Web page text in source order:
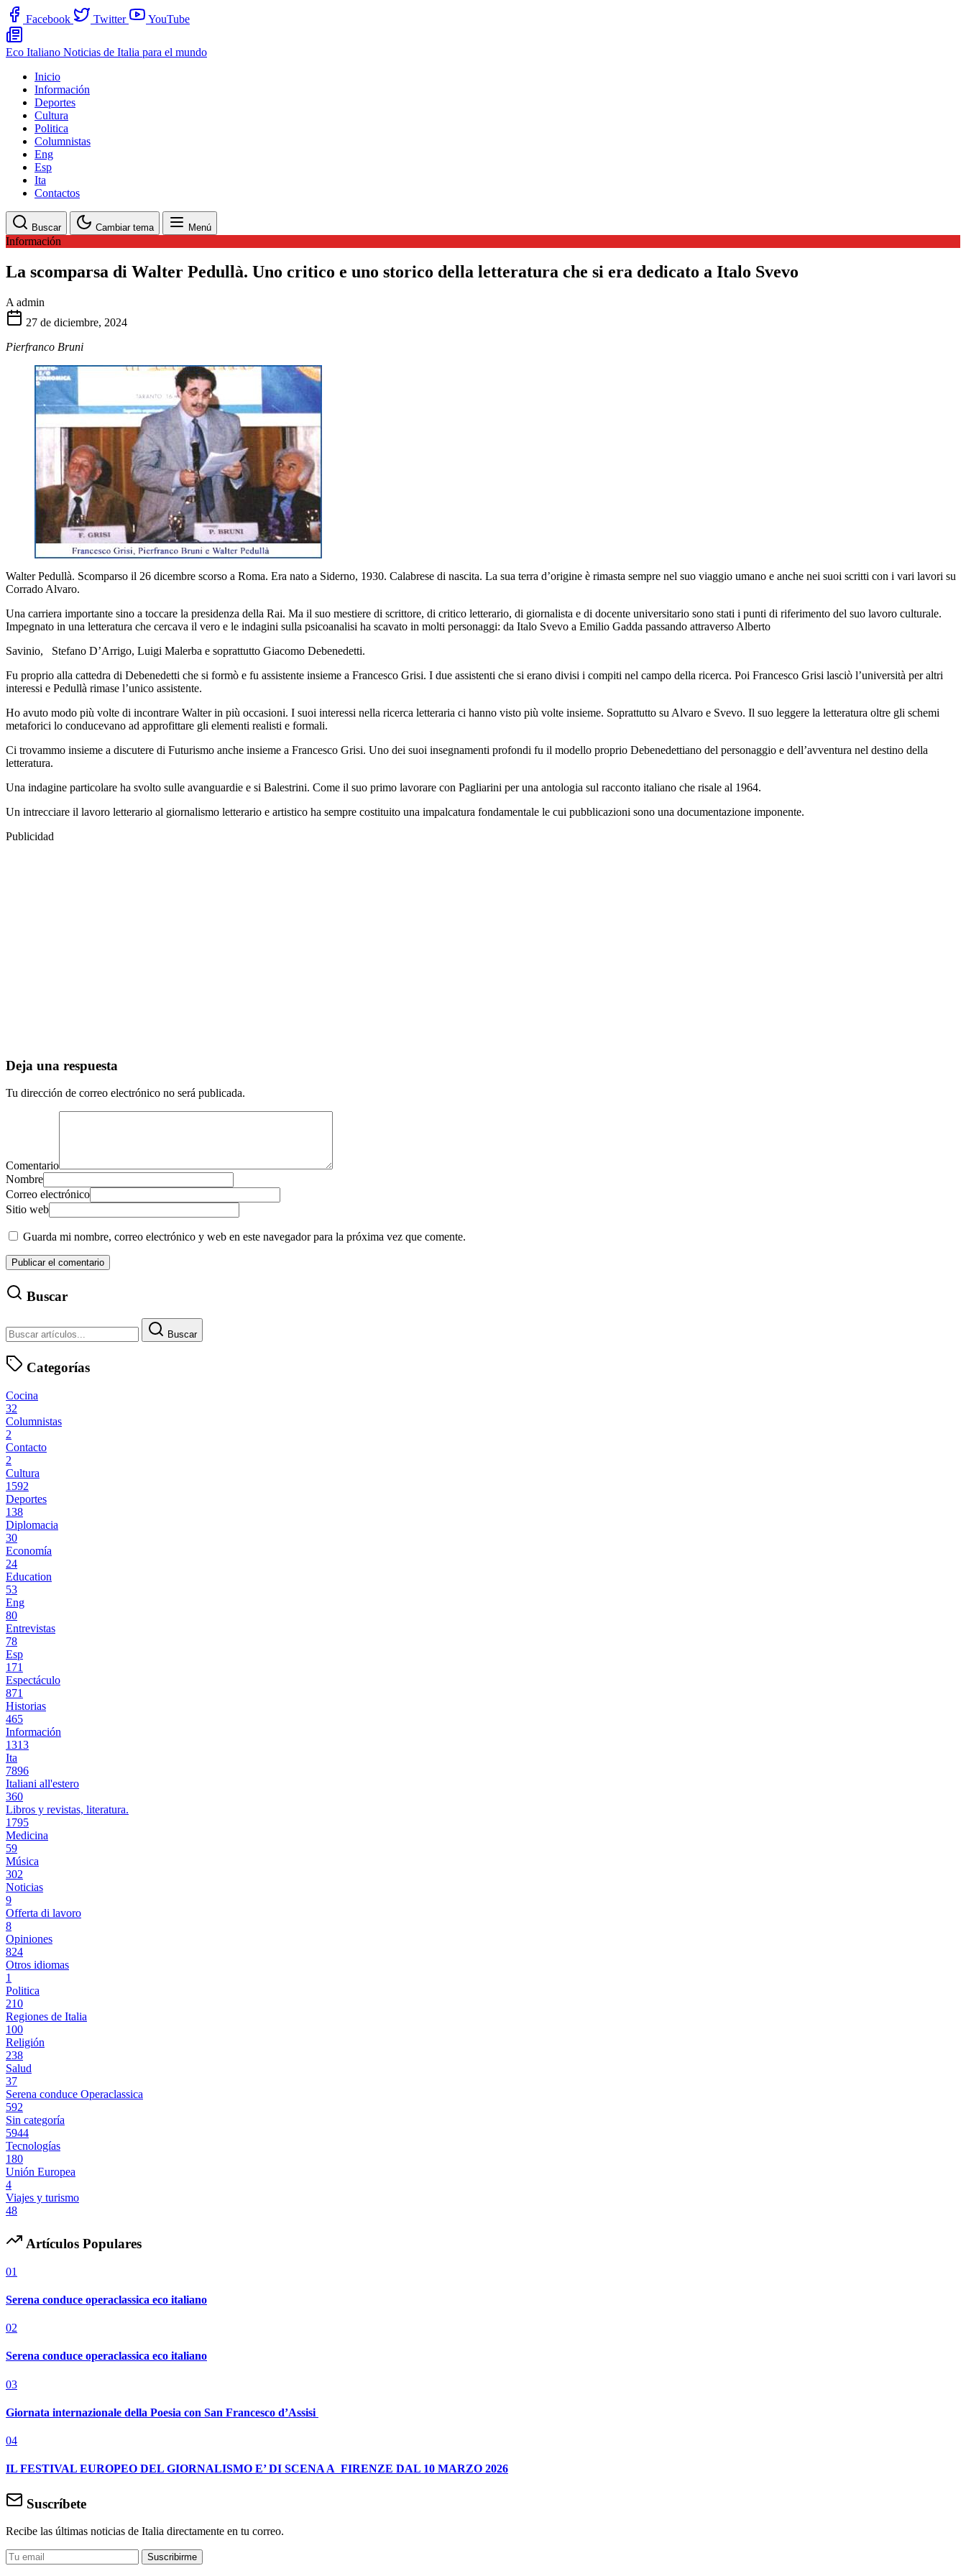
Facebook Twitter YouTube
Eco Italiano Noticias de Italia para el mundo
Inicio
Información
Deportes
Cultura
Politica
Columnistas
Eng
Esp
Ita
Contactos
Buscar Cambiar tema Menú
Información
La scomparsa di Walter Pedullà. Uno critico e uno storico della letteratura che si era dedicato a Italo Svevo
A admin
27 de diciembre, 2024
Pierfranco Bruni
Walter Pedullà. Scomparso il 26 dicembre scorso a Roma. Era nato a Siderno, 1930. Calabrese di nascita. La sua terra d’origine è rimasta sempre nel suo viaggio umano e anche nei suoi scritti con i vari lavori su
Corrado Alvaro.
Una carriera importante sino a toccare la presidenza della Rai. Ma il suo mestiere di scrittore, di critico letterario, di giornalista e di docente universitario sono stati i punti di riferimento del suo lavoro culturale.
Impegnato in una letteratura che cercava il vero e le indagini sulla psicoanalisi ha scavato in molti personaggi: da Italo Svevo a Emilio Gadda passando attraverso Alberto
Savinio, Stefano D’Arrigo, Luigi Malerba e soprattutto Giacomo Debenedetti.
Fu proprio alla cattedra di Debenedetti che si formò e fu assistente insieme a Francesco Grisi. I due assistenti che si erano divisi i compiti nel campo della ricerca. Poi Francesco Grisi lasciò l’università per altri
interessi e Pedullà rimase l’unico assistente.
Ho avuto modo più volte di incontrare Walter in più occasioni. I suoi interessi nella ricerca letteraria ci hanno visto più volte insieme. Soprattutto su Alvaro e Svevo. Il suo leggere la letteratura oltre gli schemi
metaforici lo conducevano ad approfittare gli elementi realisti e formali.
Ci trovammo insieme a discutere di Futurismo anche insieme a Francesco Grisi. Uno dei suoi insegnamenti profondi fu il modello proprio Debenedettiano del personaggio e dell’avventura nel destino della
letteratura.
Una indagine particolare ha svolto sulle avanguardie e si Balestrini. Come il suo primo lavorare con Pagliarini per una antologia sul racconto italiano che risale al 1964.
Un intrecciare il lavoro letterario al giornalismo letterario e artistico ha sempre costituito una impalcatura fondamentale le cui pubblicazioni sono una documentazione imponente.
Publicidad
Deja una respuesta
Tu dirección de correo electrónico no será publicada.
Comentario
Nombre
Correo electrónico
Sitio web
Guarda mi nombre, correo electrónico y web en este navegador para la próxima vez que comente.
Buscar
Buscar
Categorías
Cocina
32
Columnistas
2
Contacto
2
Cultura
1592
Deportes
138
Diplomacia
30
Economía
24
Education
53
Eng
80
Entrevistas
78
Esp
171
Espectáculo
871
Historias
465
Información
1313
Ita
7896
Italiani all'estero
360
Libros y revistas, literatura.
1795
Medicina
59
Música
302
Noticias
9
Offerta di lavoro
8
Opiniones
824
Otros idiomas
1
Politica
210
Regiones de Italia
100
Religión
238
Salud
37
Serena conduce Operaclassica
592
Sin categoría
5944
Tecnologías
180
Unión Europea
4
Viajes y turismo
48
Artículos Populares
01
Serena conduce operaclassica eco italiano
02
Serena conduce operaclassica eco italiano
03
Giornata internazionale della Poesia con San Francesco d’Assisi
04
IL FESTIVAL EUROPEO DEL GIORNALISMO E’ DI SCENA A FIRENZE DAL 10 MARZO 2026
Suscríbete
Recibe las últimas noticias de Italia directamente en tu correo.
Suscribirme